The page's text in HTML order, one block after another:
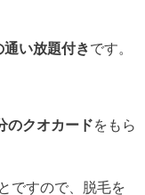
い放題付きです。
のクオカードをもら
ですので、脱毛を